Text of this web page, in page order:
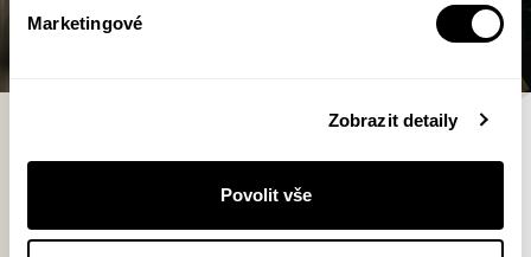
Marketingové
Zobrazit detaily
Povolit vše
Peter Schäfer
uznávaný judaista a autor mnoha